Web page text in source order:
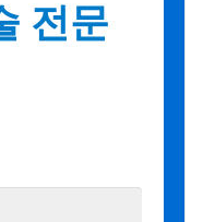
전문